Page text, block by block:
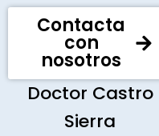
Contacta
con
nosotros
Doctor Castro
Sierra